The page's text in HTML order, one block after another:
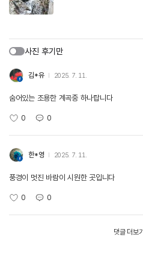
사진 후기만
김*유 2025. 7. 11.
숨어있는 조용한 계곡중 하나랍니다
0 0
한*영 2025. 7. 11.
풍경이 멋진 바람이 시원한 곳입니다
0 0
댓글 더보기